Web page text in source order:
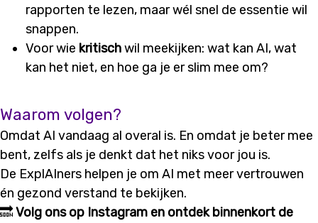
rapporten te lezen, maar wél snel de essentie wil
snappen.
Voor wie kritischwil meekijken: wat kan AI, wat
kan het niet, en hoe ga je er slim mee om?
Waarom volgen?
Omdat AI vandaag al overal is. En omdat je beter mee
bent, zelfs als je denkt dat het niks voor jou is.
De ExplAIners helpen je om AI met meer vertrouwen
én gezond verstand te bekijken.
🔜Volg ons op Instagram en ontdek binnenkort de